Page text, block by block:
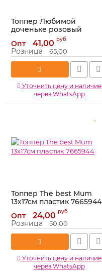
Топпер Любимой
доченьке розовый
14х25см дерево 6029924
Артикул: 6029924
Опт 41,00 руб
Розница 65,00
Уточнить цену и наличие
через WhatsApp
Топпер The best Mum
13х17см пластик 7665944
Артикул: 7665944
Опт 24,00 руб
Розница 50,00
Уточнить цену и наличие
через WhatsApp